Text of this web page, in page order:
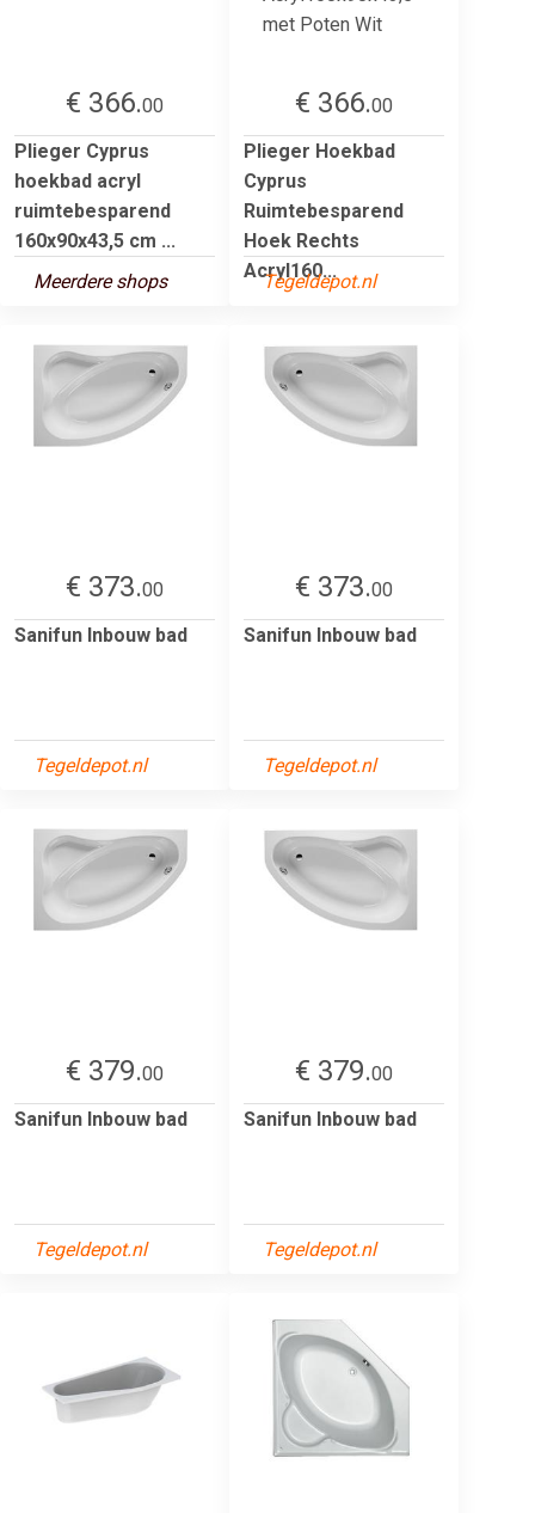
€ 366.00
Plieger Cyprus
hoekbad acryl
ruimtebesparend
160x90x43,5 cm ...
Meerdere shops
€ 366.00
Plieger Hoekbad
Cyprus
Ruimtebesparend
Hoek Rechts
Acryl160...
Tegeldepot.nl
€ 373.00
Sanifun Inbouw bad
Tegeldepot.nl
€ 373.00
Sanifun Inbouw bad
Tegeldepot.nl
€ 379.00
Sanifun Inbouw bad
Tegeldepot.nl
€ 379.00
Sanifun Inbouw bad
Tegeldepot.nl